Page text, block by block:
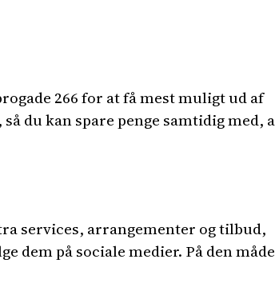
266 for at få mest muligt ud af
du kan spare penge samtidig med,
services, arrangementer og tilbud,
dem på sociale medier. På den måde